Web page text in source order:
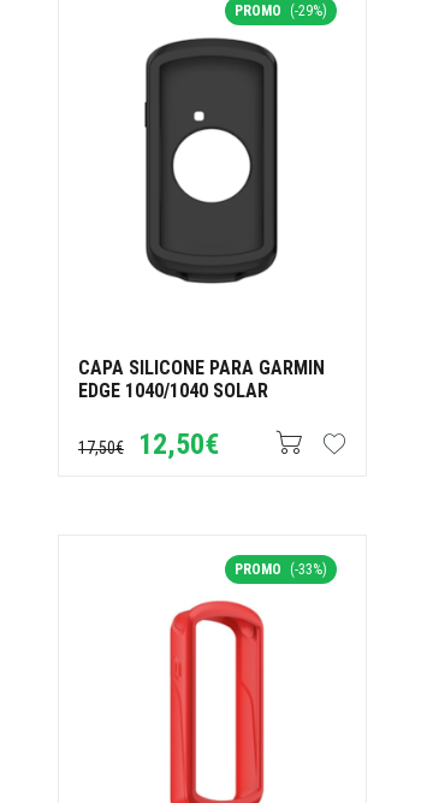
PROMO (-29%)
CAPA SILICONE PARA GARMIN
EDGE 1040/1040 SOLAR
17,50€ 12,50€
PROMO (-33%)